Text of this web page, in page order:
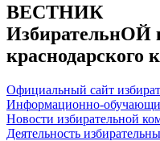
ВЕСТНИК
ИзбирательнОЙ
краснодарского
Официальный сайт
Информационно-
Новости избирательной
Деятельность